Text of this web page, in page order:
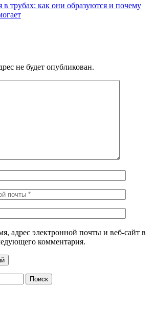
трубах: как они образуются и почему
не будет опубликован.
адрес электронной почты и веб-сайт в
комментария.